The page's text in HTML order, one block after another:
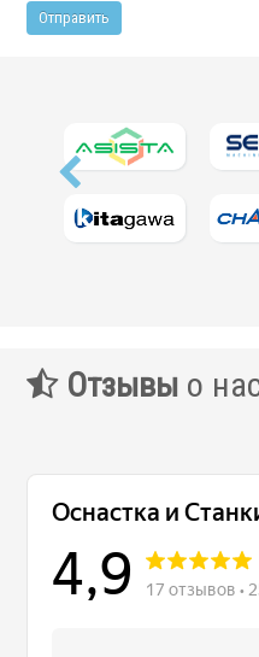
Диагностика неисправностей
Ремонт винторезных станков
Отзывы о